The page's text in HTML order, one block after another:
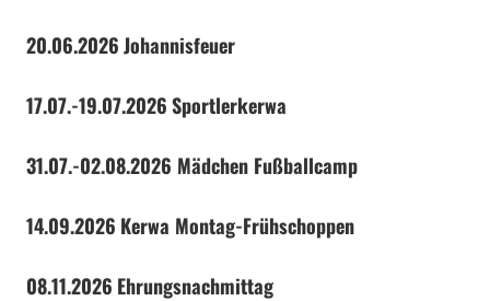
20.06.2026Johannisfeuer
17.07.-19.07.2026Sportlerkerwa
31.07.-02.08.2026 Mädchen Fußballcamp
14.09.2026 Kerwa Montag-Frühschoppen
08.11.2026 Ehrungsnachmittag